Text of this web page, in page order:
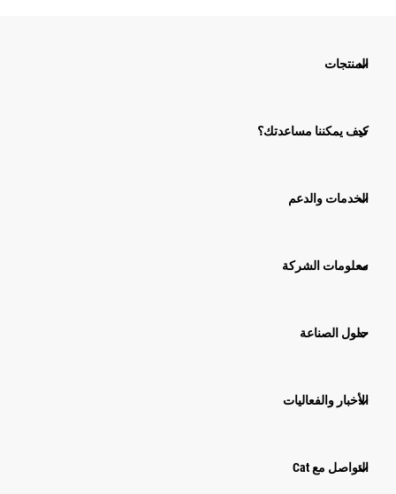
المنتجات
كيف يمكننا مساعدتك؟
الخدمات والدعم
معلومات الشركة
حلول الصناعة
الأخبار والفعاليات
التواصل مع Cat